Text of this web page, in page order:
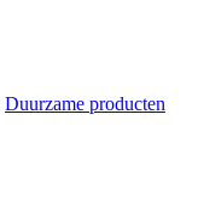
Duurzame producten